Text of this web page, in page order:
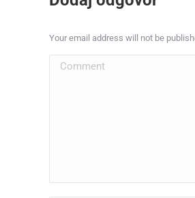
Your email address will not be
Comment